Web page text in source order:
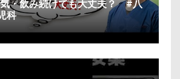
・飲み続けても大丈夫？ #八
科